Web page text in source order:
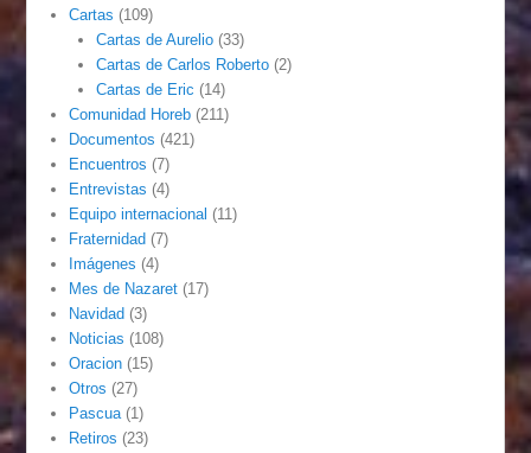
Cartas (109)
Cartas de Aurelio(33)
Cartas de Carlos Roberto(2)
Cartas de Eric (14)
Comunidad Horeb (211)
Documentos (421)
Encuentros (7)
Entrevistas (4)
Equipo internacional (11)
Fraternidad (7)
Imágenes (4)
Mes de Nazaret (17)
Navidad (3)
Noticias (108)
Oracion (15)
Otros (27)
Pascua (1)
Retiros (23)